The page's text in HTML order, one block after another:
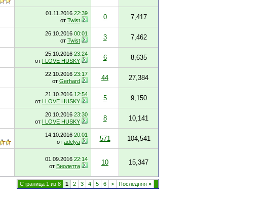
01.11.2016 22:39
от Twist 0 7,417
26.10.2016 00:01
от Twist 3 7,462
25.10.2016 23:24
от I LOVE HUSKY 6 8,635
22.10.2016 23:17
от Gerhard 44 27,384
21.10.2016 12:54
от I LOVE HUSKY 5 9,150
20.10.2016 23:30
от I LOVE HUSKY 8 10,141
14.10.2016 20:01
от adelya 571 104,541
01.09.2016 22:14
от Виолетта 10 15,347
Страница 1 из 8 1 2 3 4 5 6 > Последняя »